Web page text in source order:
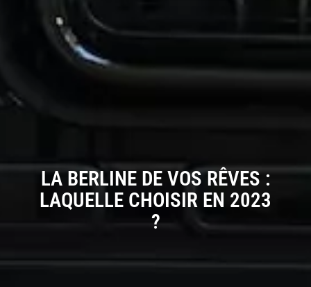
LA BERLINE DE VOS RÊVES :
LAQUELLE CHOISIR EN 2023
?